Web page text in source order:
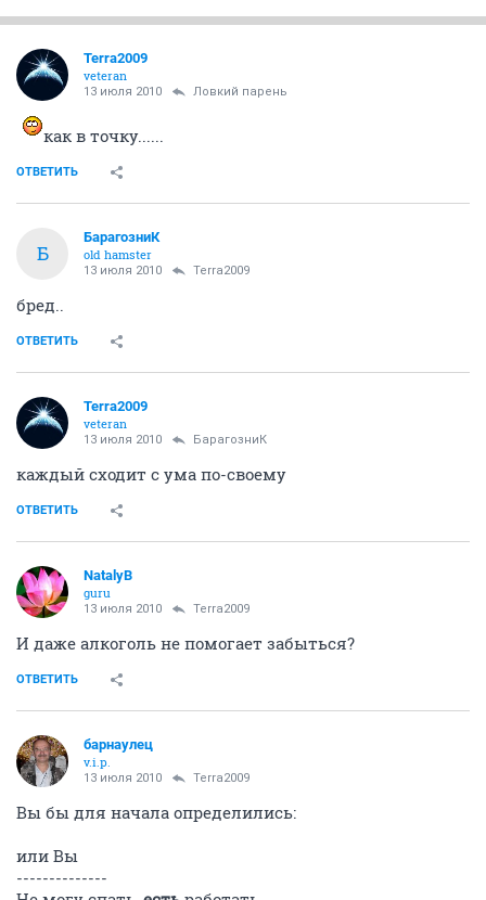
Terra2009
veteran
13 июля 2010 Ловкий парень
как в точку......
ОТВЕТИТЬ
Б
БарагозниК
old hamster
13 июля 2010 Terra2009
бред..
ОТВЕТИТЬ
Terra2009
veteran
13 июля 2010 БарагозниК
каждый сходит с ума по-своему
ОТВЕТИТЬ
NatalyB
guru
13 июля 2010 Terra2009
И даже алкоголь не помогает забыться?
ОТВЕТИТЬ
барнаулец
v.i.p.
13 июля 2010 Terra2009
Вы бы для начала определились:
или Вы
--------------